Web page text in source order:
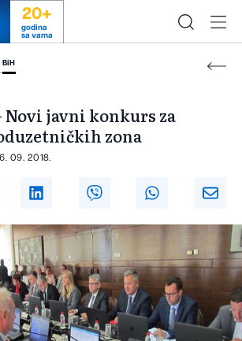
20+
godina
sa vama
BiH
Novi javni konkurs za
zona
09. 2018.